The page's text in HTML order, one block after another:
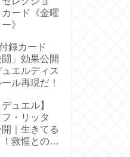
ード《金曜
》
録カード
闘」効果公開
ュエルディス
ル再現だ！
ュエル】
フ・リッタ
｜生きてる
救惺との相